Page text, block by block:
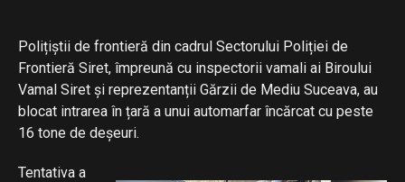
Polițiștii de frontieră din cadrul Sectorului Poliției de
Frontieră Siret, împreună cu inspectorii vamali ai Biroului
Vamal Siret și reprezentanții Gărzii de Mediu Suceava, au
blocat intrarea în țară a unui automarfar încărcat cu peste
16 tone de deșeuri.
Tentativa a